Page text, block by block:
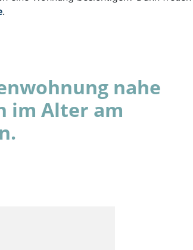
.
nahe
im Alter am